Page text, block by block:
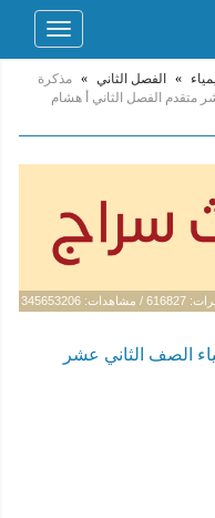
Toggle
» الفصل الثاني » مذكرة
متقدم الفصل الثاني أ هشام
/ مشاهدات: 345653206
الصف الثاني عشر